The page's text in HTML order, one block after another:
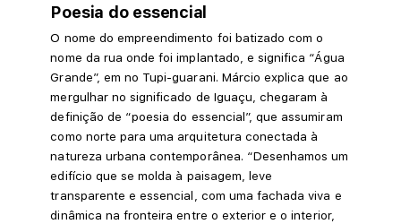
Poesia do essencial
O nome do empreendimento foi batizado com o
nome da rua onde foi implantado, e significa “Água
Grande”, em no Tupi-guarani. Márcio explica que ao
mergulhar no significado de Iguaçu, chegaram à
definição de “poesia do essencial”, que assumiram
como norte para uma arquitetura conectada à
natureza urbana contemporânea. “Desenhamos um
edifício que se molda à paisagem, leve
transparente e essencial, com uma fachada viva e
dinâmica na fronteira entre o exterior e o interior,